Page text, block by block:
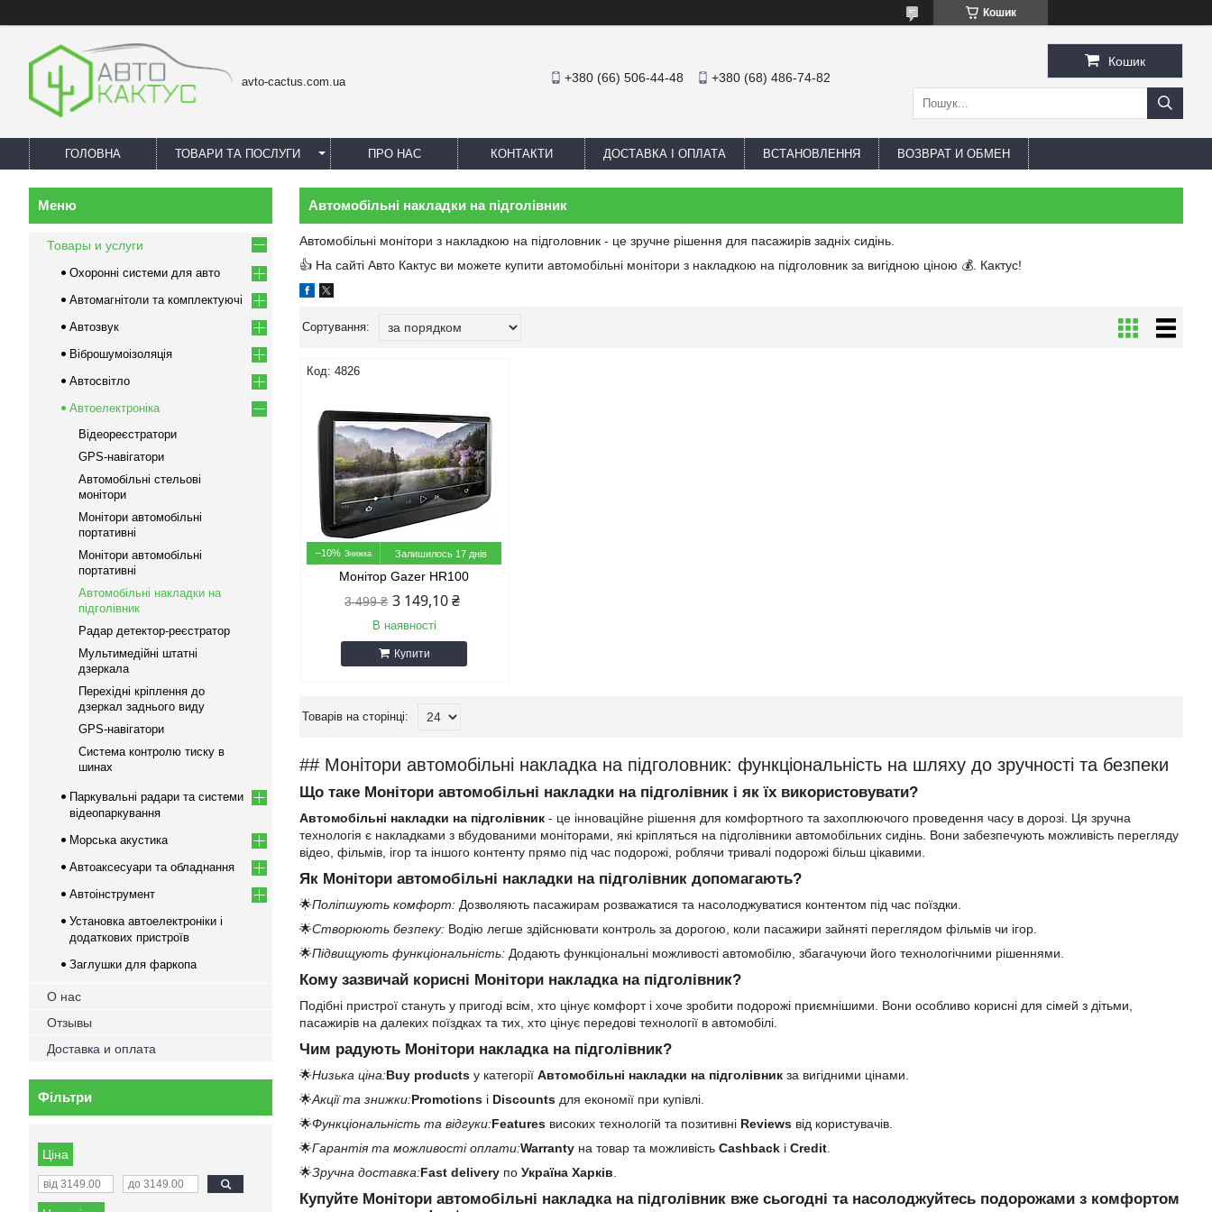
Кошик
avto-cactus.com.ua +380 (66) 506-44-48 +380 (68) 486-74-82
Кошик
ГОЛОВНА ТОВАРИ ТА ПОСЛУГИ ПРО НАС КОНТАКТИ ДОСТАВКА І ОПЛАТА ВСТАНОВЛЕННЯ ВОЗВРАТ И ОБМЕН
Автомобільні накладки на підголівник
Автомобільні монітори з накладкою на підголовник - це зручне рішення для пасажирів задніх сидінь.
👍 На сайті Авто Кактус ви можете купити автомобільні монітори з накладкою на підголовник за вигідною ціною 💰. Кактус!
4826
–10% Залишилось 17 днів
Монітор Gazer HR100
3 499 ₴ 3 149,10 ₴
В наявності
Купити
## Монітори автомобільні накладка на підголовник: функціональність на шляху до зручності та безпеки
Що таке Монітори автомобільні накладки на підголівник і як їх використовувати?
Автомобільні накладки на підголівник - це інноваційне рішення для комфортного та захоплюючого проведення часу в дорозі. Ця зручна
технологія є накладками з вбудованими моніторами, які кріпляться на підголівники автомобільних сидінь. Вони забезпечують можливість перегляду
відео, фільмів, ігор та іншого контенту прямо під час подорожі, роблячи тривалі подорожі більш цікавими.
Як Монітори автомобільні накладки на підголівник допомагають?
🌟Поліпшують комфорт: Дозволяють пасажирам розважатися та насолоджуватися контентом під час поїздки.
🌟Створюють безпеку: Водію легше здійснювати контроль за дорогою, коли пасажири зайняті переглядом фільмів чи ігор.
🌟Підвищують функціональність: Додають функціональні можливості автомобілю, збагачуючи його технологічними рішеннями.
Кому зазвичай корисні Монітори накладка на підголівник?
Подібні пристрої стануть у пригоді всім, хто цінує комфорт і хоче зробити подорожі приємнішими. Вони особливо корисні для сімей з дітьми,
пасажирів на далеких поїздках та тих, хто цінує передові технології в автомобілі.
Чим радують Монітори накладка на підголівник?
🌟Низька ціна:Buy products у категорії Автомобільні накладки на підголівник за вигідними цінами.
🌟Акції та знижки:Promotions і Discounts для економії при купівлі.
🌟Функціональність та відгуки:Features високих технологій та позитивні Reviews від користувачів.
🌟Гарантія та можливості оплати:Warranty на товар та можливість Cashback і Credit
🌟Зручна доставка:Fast delivery по Україна Харків
Купуйте Монітори автомобільні накладка на підголівник вже сьогодні та насолоджуйтесь подорожами з комфортом
Товары и услуги
Охоронні системи для авто
Автомагнітоли та комплектуючі
Автозвук
Віброшумоізоляція
Автосвітло
Автоелектроніка
Відеореєстратори
GPS-навігатори
Автомобільні стельові
монітори
Монітори автомобільні
портативні
Монітори автомобільні
портативні
Автомобільні накладки на
підголівник
Радар детектор-реєстратор
Мультимедійні штатні
дзеркала
Перехідні кріплення до
дзеркал заднього виду
GPS-навігатори
Система контролю тиску в
шинах
Паркувальні радари та системи
відеопаркування
Морська акустика
Автоаксесуари та обладнання
Автоінструмент
Установка автоелектроніки і
додаткових пристроїв
Заглушки для фаркопа
О нас
Отзывы
Доставка и оплата
Фільтри
Ціна